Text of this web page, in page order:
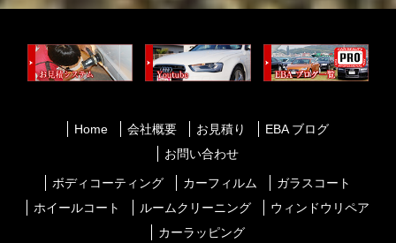
Home 会社概要 お見積り
EBA ブログ
お問い合わせ
ボディコーティング カーフィルム
ガラスコート
ホイールコート
ルームクリーニング
ウィンドウリペア
カーラッピング